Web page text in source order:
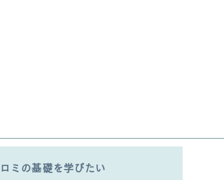
ロミの基礎を学びたい